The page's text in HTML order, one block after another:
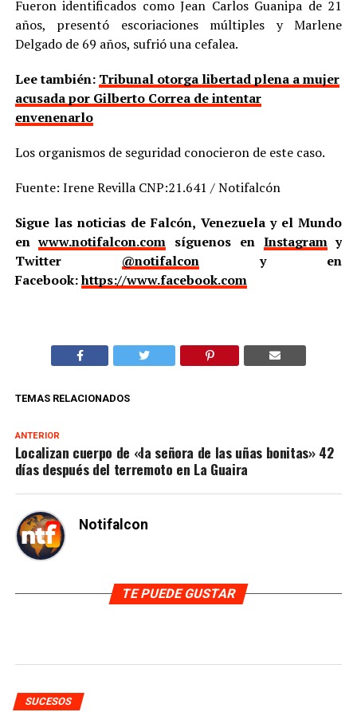
Fueron identificados como Jean Carlos Guanipa de 21
años, presentó escoriaciones múltiples y Marlene
Delgado de 69 años, sufrió una cefalea.
Lee también: Tribunal otorga libertad plena a mujer
acusada por Gilberto Correa de intentar
envenenarlo
Los organismos de seguridad conocieron de este caso.
Fuente: Irene Revilla CNP:21.641 / Notifalcón
Sigue las noticias de Falcón, Venezuela y el Mundo
enwww.notifalcon.com síguenos en Instagramy
Twitter @notifalcony en
Facebook:https://www.facebook.com
TEMAS RELACIONADOS
ANTERIOR
Localizan cuerpo de «la señora de las uñas bonitas» 42
días después del terremoto en La Guaira
Notifalcon
TE PUEDE GUSTAR
SUCESOS